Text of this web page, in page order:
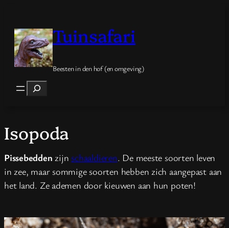
inhoud
Tuinsafari
Beesten in den hof (en omgeving)
Zoeken
Isopoda
Pissebedden zijn schaaldieren. De meeste soorten leven
in zee, maar sommige soorten hebben zich aangepast aan
het land. Ze ademen door kieuwen aan hun poten!